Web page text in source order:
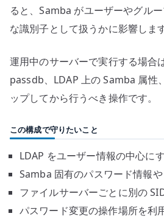
ると、Samba がユーザーやグル
な識別子として扱うかに影響します
運用中のサーバーで実行する場合
passdb、LDAP 上の Samba 属性
ップしてから行うべき操作です。
この構成で守りたいこと
LDAP をユーザー情報の中心に
Samba 固有のパスワード情報
ファイルサーバーごとに別の
パスワード変更の操作場所を利